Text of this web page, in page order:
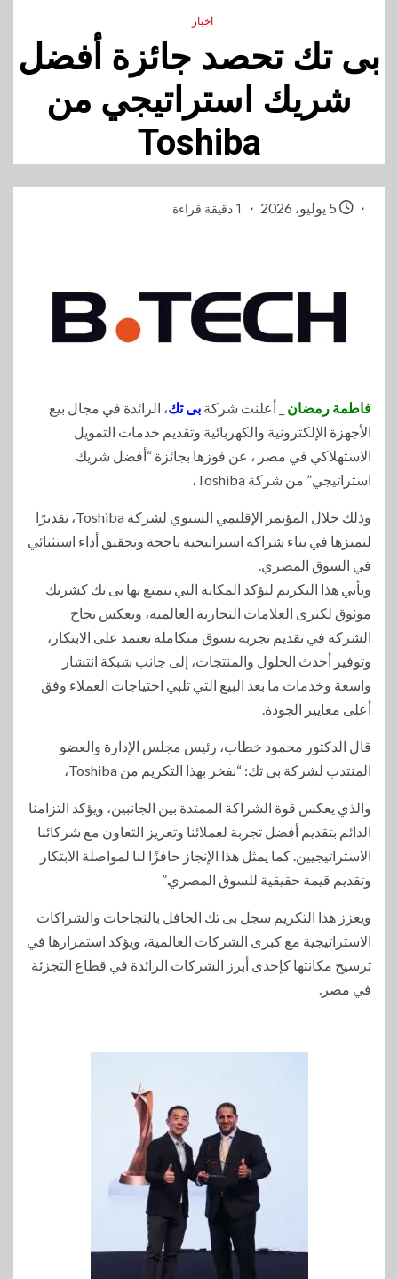
اخبار
بى تك تحصد جائزة أفضل
شريك استراتيجي من
Toshiba
1 دقيقة قراءة
فاطمة رمضان _ أعلنت شركة بى تك، الرائدة في مجال بيع
الأجهزة الإلكترونية والكهربائية وتقديم خدمات التمويل
الاستهلاكي في مصر ، عن فوزها بجائزة “أفضل شريك
استراتيجي” من شركة Toshiba،
وذلك خلال المؤتمر الإقليمي السنوي لشركة Toshiba، تقديرًا
لتميزها في بناء شراكة استراتيجية ناجحة وتحقيق أداء استثنائي
في السوق المصري.
ويأتي هذا التكريم ليؤكد المكانة التي تتمتع بها بى تك كشريك
موثوق لكبرى العلامات التجارية العالمية، ويعكس نجاح
الشركة في تقديم تجربة تسوق متكاملة تعتمد على الابتكار،
وتوفير أحدث الحلول والمنتجات، إلى جانب شبكة انتشار
واسعة وخدمات ما بعد البيع التي تلبي احتياجات العملاء وفق
أعلى معايير الجودة.
قال الدكتور محمود خطاب، رئيس مجلس الإدارة والعضو
المنتدب لشركة بى تك: “نفخر بهذا التكريم من Toshiba،
والذي يعكس قوة الشراكة الممتدة بين الجانبين، ويؤكد التزامنا
الدائم بتقديم أفضل تجربة لعملائنا وتعزيز التعاون مع شركائنا
الاستراتيجيين. كما يمثل هذا الإنجاز حافزًا لنا لمواصلة الابتكار
وتقديم قيمة حقيقية للسوق المصري.”
ويعزز هذا التكريم سجل بى تك الحافل بالنجاحات والشراكات
الاستراتيجية مع كبرى الشركات العالمية، ويؤكد استمرارها في
ترسيخ مكانتها كإحدى أبرز الشركات الرائدة في قطاع التجزئة
في مصر.